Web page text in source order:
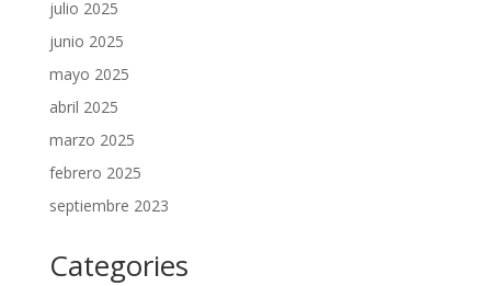
julio 2025
junio 2025
mayo 2025
abril 2025
marzo 2025
febrero 2025
septiembre 2023
Categories